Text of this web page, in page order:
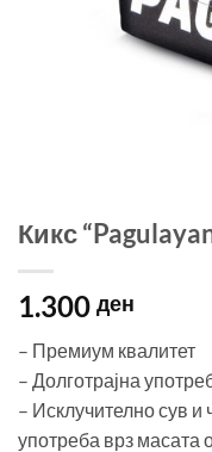
Кикс
1.300 ден
– Премиум квалитет
– Долготрајна
– Исклучително сув и
употреба врз масата